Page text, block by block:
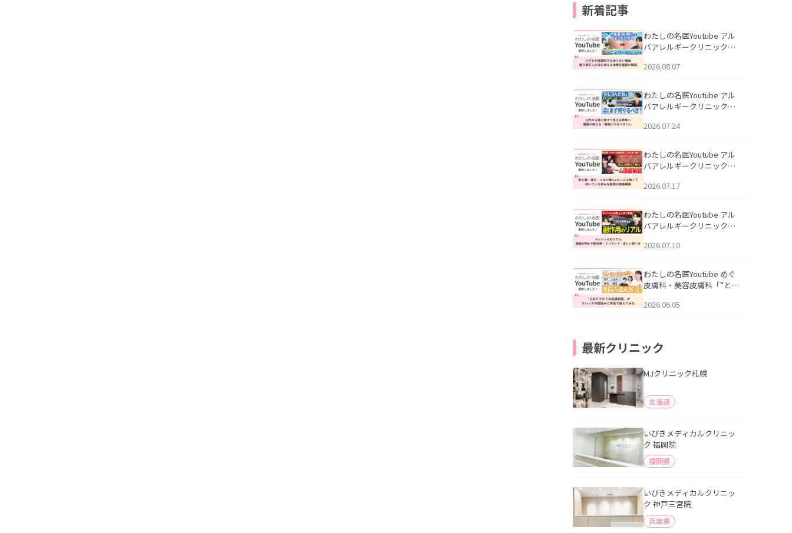
新着記事
わたしの名医Youtube アル
バアレルギークリニック札
らない理由｜繰り返す人が
説」を公開いたしました。
2026.08.07
わたしの名医Youtube アル
バアレルギークリニック札
える男性へ｜医師が教える
公開いたしました。
2026.07.24
わたしの名医Youtube アル
バアレルギークリニック札
跡にVビームは効く？向いて
説」を公開いたしました。
2026.07.17
わたしの名医Youtube アル
バアレルギークリニック札
医師が明かす副作用・リバ
公開いたしました。
2026.07.10
わたしの名医Youtube めぐ
皮膚科・美容皮膚科「”とお
ッズの肌悩みに本気で答え
2026.06.05
最新クリニック
MJクリニック札幌
北海道
いびきメディカルクリニッ
ク 福岡院
福岡県
いびきメディカルクリニッ
ク 神戸三宮院
兵庫県